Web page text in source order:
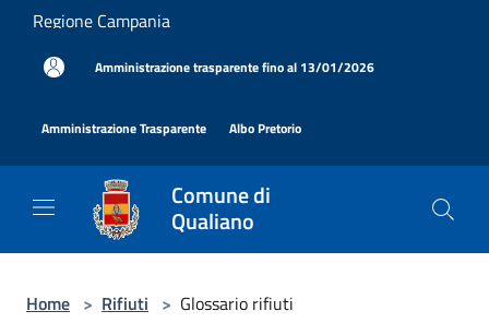
Salta al contenuto principale
Regione Campania
Amministrazione trasparente fino al 13/01/2026
Amministrazione Trasparente Albo Pretorio
Comune di
Qualiano
Home > Rifiuti > Glossario rifiuti